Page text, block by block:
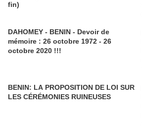
fin)
DAHOMEY - BENIN - Devoir de
mémoire : 26 octobre 1972 - 26
octobre 2020 !!!
BENIN: LA PROPOSITION DE LOI SUR
LES CÉRÉMONIES RUINEUSES